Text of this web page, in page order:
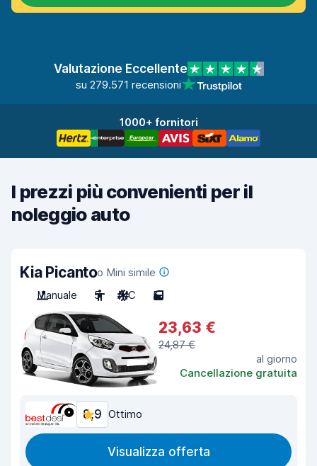
Valutazione Eccellente
su 279.571 recensioni
1000+ fornitori
I prezzi più convenienti per il
noleggio auto
Kia Picantoo Mini simile
Manuale
5 A/C 5
23,63 €
24,87 €
al giorno
Cancellazione gratuita
8,9 Ottimo
Visualizza offerta